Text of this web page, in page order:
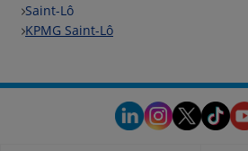
Saint-Lô
KPMG Saint-Lô